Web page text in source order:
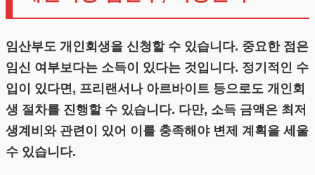
임산부도 개인회생을 신청할 수 있습니다. 중요한 점은
임신 여부보다는 소득이 있다는 것입니다. 정기적인 수
입이 있다면, 프리랜서나 아르바이트 등으로도 개인회
생 절차를 진행할 수 있습니다. 다만, 소득 금액은 최저
생계비와 관련이 있어 이를 충족해야 변제 계획을 세울
수 있습니다.